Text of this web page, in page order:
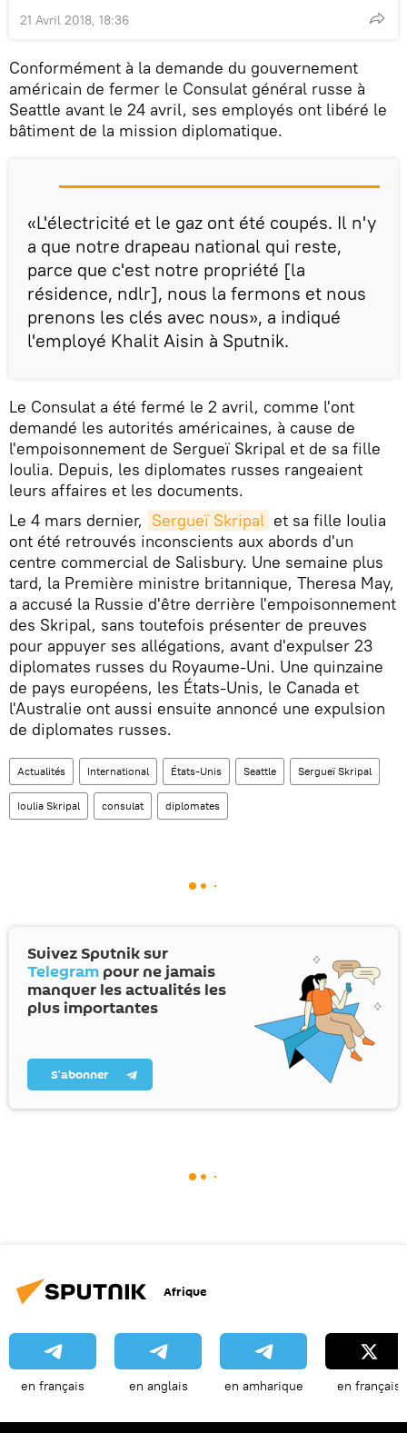
21 Avril 2018, 18:36
Conformément à la demande du gouvernement
américain de fermer le Consulat général russe à
Seattle avant le 24 avril, ses employés ont libéré le
bâtiment de la mission diplomatique.
«L'électricité et le gaz ont été coupés. Il n'y
a que notre drapeau national qui reste,
parce que c'est notre propriété [la
résidence, ndlr], nous la fermons et nous
prenons les clés avec nous», a indiqué
l'employé Khalit Aisin à Sputnik.
Le Consulat a été fermé le 2 avril, comme l'ont
demandé les autorités américaines, à cause de
l'empoisonnement de Sergueï Skripal et de sa fille
Ioulia. Depuis, les diplomates russes rangeaient
leurs affaires et les documents.
Le 4 mars dernier, Sergueï Skripal et sa fille Ioulia
ont été retrouvés inconscients aux abords d'un
centre commercial de Salisbury. Une semaine plus
tard, la Première ministre britannique, Theresa May,
a accusé la Russie d'être derrière l'empoisonnement
des Skripal, sans toutefois présenter de preuves
pour appuyer ses allégations, avant d'expulser 23
diplomates russes du Royaume-Uni. Une quinzaine
de pays européens, les États-Unis, le Canada et
l'Australie ont aussi ensuite annoncé une expulsion
de diplomates russes.
Actualités International États-Unis Seattle Sergueï Skripal
Ioulia Skripal consulat diplomates
Suivez Sputnik sur
Telegram pour ne jamais
manquer les actualités les
plus importantes
S’abonner
Afrique
en français en anglais en amharique en français